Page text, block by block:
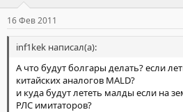
16 Фев 2011
inf1kek написал(а):
А что будут болгары делать? если
китайских аналогов MALD?
и куда будут лететь малды если на
РЛС имитаторов?